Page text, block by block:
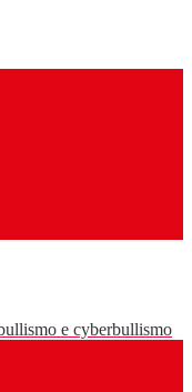
e cyberbullismo